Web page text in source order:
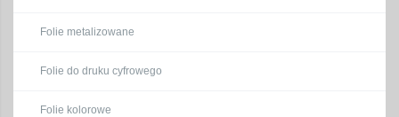
Folie metalizowane
Folie do druku cyfrowego
Folie kolorowe